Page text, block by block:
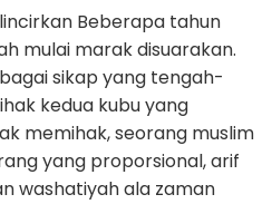
Beberapa tahun
mulai marak disuarakan.
sikap yang tengah-
kedua kubu yang
memihak, seorang muslim
yang proporsional, arif
washatiyah ala zaman